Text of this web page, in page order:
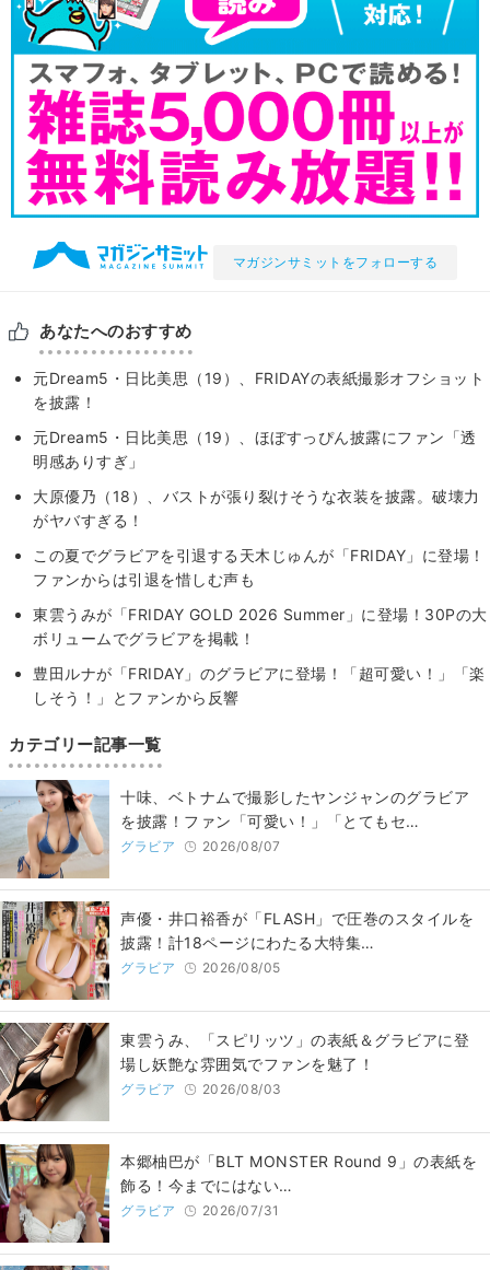
マガジンサミットをフォローする
あなたへのおすすめ
元Dream5・日比美思（19）、FRIDAYの表紙撮影オフショット
を披露！
元Dream5・日比美思（19）、ほぼすっぴん披露にファン「透
明感ありすぎ」
大原優乃（18）、バストが張り裂けそうな衣装を披露。破壊力
がヤバすぎる！
この夏でグラビアを引退する天木じゅんが「FRIDAY」に登場！
ファンからは引退を惜しむ声も
東雲うみが「FRIDAY GOLD 2026 Summer」に登場！30Pの大
ボリュームでグラビアを掲載！
豊田ルナが「FRIDAY」のグラビアに登場！「超可愛い！」「楽
しそう！」とファンから反響
カテゴリー記事一覧
十味、ベトナムで撮影したヤンジャンのグラビア
を披露！ファン「可愛い！」「とてもセ…
グラビア 2026/08/07
声優・井口裕香が「FLASH」で圧巻のスタイルを
披露！計18ページにわたる大特集…
グラビア 2026/08/05
東雲うみ、「スピリッツ」の表紙＆グラビアに登
場し妖艶な雰囲気でファンを魅了！
グラビア 2026/08/03
本郷柚巴が「BLT MONSTER Round 9」の表紙を
飾る！今までにはない…
グラビア 2026/07/31